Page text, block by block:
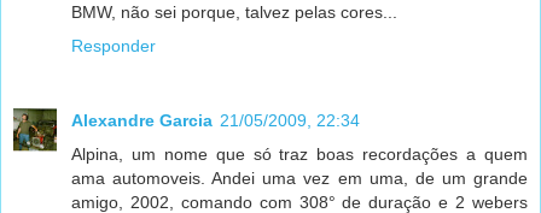
BMW, não sei porque, talvez pelas cores...
Responder
Alexandre Garcia 21/05/2009, 22:34
Alpina, um nome que só traz boas recordações a quem
ama automoveis. Andei uma vez em uma, de um grande
amigo, 2002, comando com 308° de duração e 2 webers